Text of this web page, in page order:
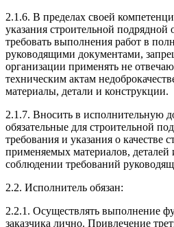
2.1.6. В пределах своей
указания строительной подрядной
требовать выполнения работ в
руководящими документами,
организации применять не
техническим актам
материалы, детали и конструкции.
2.1.7. Вносить в исполнительную
обязательные для строительной
требования и указания о качестве
применяемых материалов, деталей
соблюдении требований
2.2. Исполнитель обязан:
2.2.1. Осуществлять выполнение
заказчика лично. Привлечение